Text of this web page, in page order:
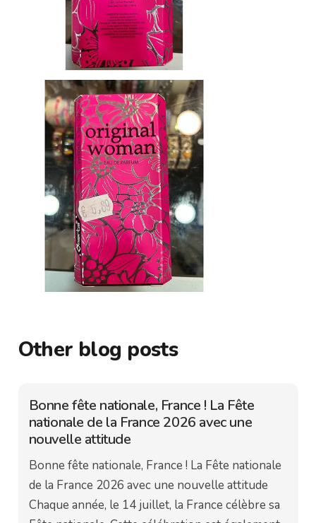
Other blog posts
Bonne fête nationale, France ! La Fête
nationale de la France 2026 avec une
nouvelle attitude
Bonne fête nationale, France ! La Fête nationale
de la France 2026 avec une nouvelle attitude
Chaque année, le 14 juillet, la France célèbre sa